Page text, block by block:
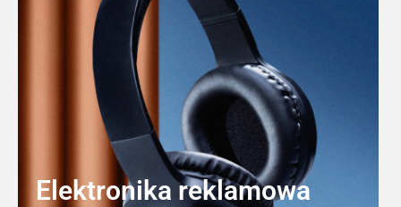
Elektronika reklamowa